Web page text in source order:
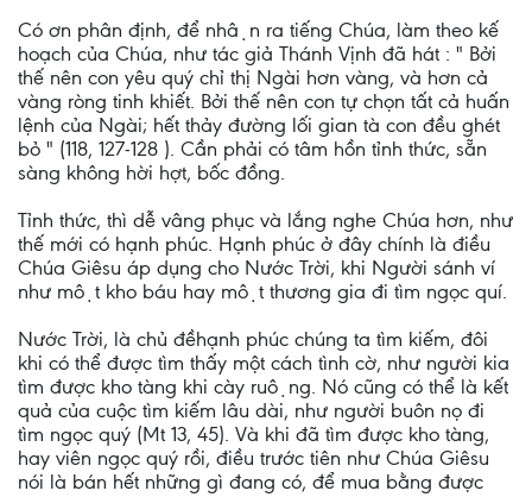
Có ơn phân định, để nhận ra tiếng Chúa, làm theo kế
hoạch của Chúa, như tác giả Thánh Vịnh đã hát : " Bởi
thế nên con yêu quý chỉ thị Ngài hơn vàng, và hơn cả
vàng ròng tinh khiết. Bởi thế nên con tự chọn tất cả huấn
lệnh của Ngài; hết thảy đường lối gian tà con đều ghét
bỏ " (118, 127-128 ). Cần phải có tâm hồn tỉnh thức, sẵn
sàng không hời hợt, bốc đồng.
Tỉnh thức, thì dễ vâng phục và lắng nghe Chúa hơn, như
thế mới có hạnh phúc. Hạnh phúc ở đây chính là điều
Chúa Giêsu áp dụng cho Nước Trời, khi Người sánh ví
như một kho báu hay một thương gia đi tìm ngọc quí.
Nước Trời, là chủ đềhạnh phúc chúng ta tìm kiếm, đôi
khi có thể được tìm thấy một cách tình cờ, như người kia
tìm được kho tàng khi cày ruộng. Nó cũng có thể là kết
quả của cuộc tìm kiếm lâu dài, như người buôn nọ đi
tìm ngọc quý (Mt 13, 45). Và khi đã tìm được kho tàng,
hay viên ngọc quý rồi, điều trước tiên như Chúa Giêsu
nói là bán hết những gì đang có, để mua bằng được